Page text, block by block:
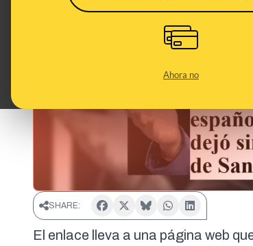
Ahora no
SHARE:
El enlace lleva a una página web